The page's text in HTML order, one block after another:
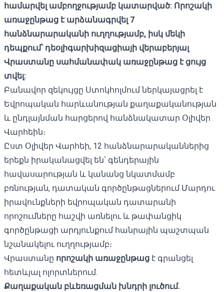
համարվել ամբողջությամբ կատարված: Որոշակի
առաջընթաց է արձանագրվել 7
հանձնարարականի ուղղությամբ, իսկ մեկի
դեպքում՝ դեօլիգարխիզացիայի վերաբերյալ
Վրաստանը սահմանափակ առաջընթաց է ցույց
տվել:
Բանավոր զեկույցը Ստոկհոլմում ներկայացրել է
Եվրոպական հարևանության քաղաքականության
և ընդլայնման հարցերով հանձնակատար Օլիվեր
Վարհեին։
Ըստ Օլիվեր Վարհեի, 12 հանձնարարականներից
երեքն իրականացվել են՝ գենդերային
հավասարության և կանանց նկատմամբ
բռնության, դատական ​​գործընթացներում Մարդու
իրավունքների եվրոպական դատարանի
որոշումները հաշվի առնելու և թափանցիկ
գործընթացի արդյունքում հանրային պաշտպան
նշանակելու ուղղությամբ։
Վրաստանը որոշակի առաջընթաց է գրանցել
հետևյալ ոլորտներում.
Քաղաքական բևեռացման խնդրի լուծում.